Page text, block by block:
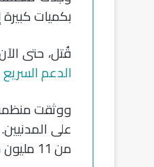
بكميات
قُتل، حتى الآن، أكثر من 16,650
الدعم السريع
ووثقت
على
من 11 مليون شخص قد تم تشريدهم داخليًا، ويواجه الملايين خطر المجاعة الفوري.